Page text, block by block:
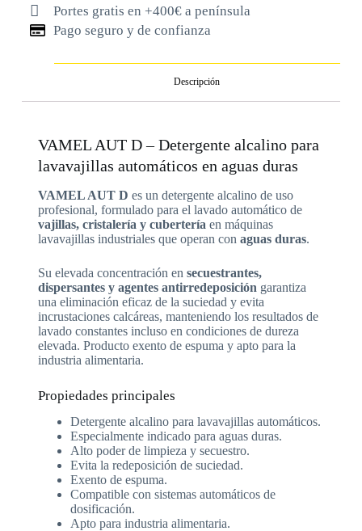
Portes gratis en +400€ a península
Pago seguro y de confianza
Descripción
VAMEL AUT D – Detergente alcalino para
lavavajillas automáticos en aguas duras
VAMEL AUT D es un detergente alcalino de uso
profesional, formulado para el lavado automático de
vajillas, cristalería y cubertería en máquinas
lavavajillas industriales que operan con aguas duras.
Su elevada concentración en secuestrantes,
dispersantes y agentes antirredeposición garantiza
una eliminación eficaz de la suciedad y evita
incrustaciones calcáreas, manteniendo los resultados de
lavado constantes incluso en condiciones de dureza
elevada. Producto exento de espuma y apto para la
industria alimentaria.
Propiedades principales
Detergente alcalino para lavavajillas automáticos.
Especialmente indicado para aguas duras.
Alto poder de limpieza y secuestro.
Evita la redeposición de suciedad.
Exento de espuma.
Compatible con sistemas automáticos de
dosificación.
Apto para industria alimentaria.